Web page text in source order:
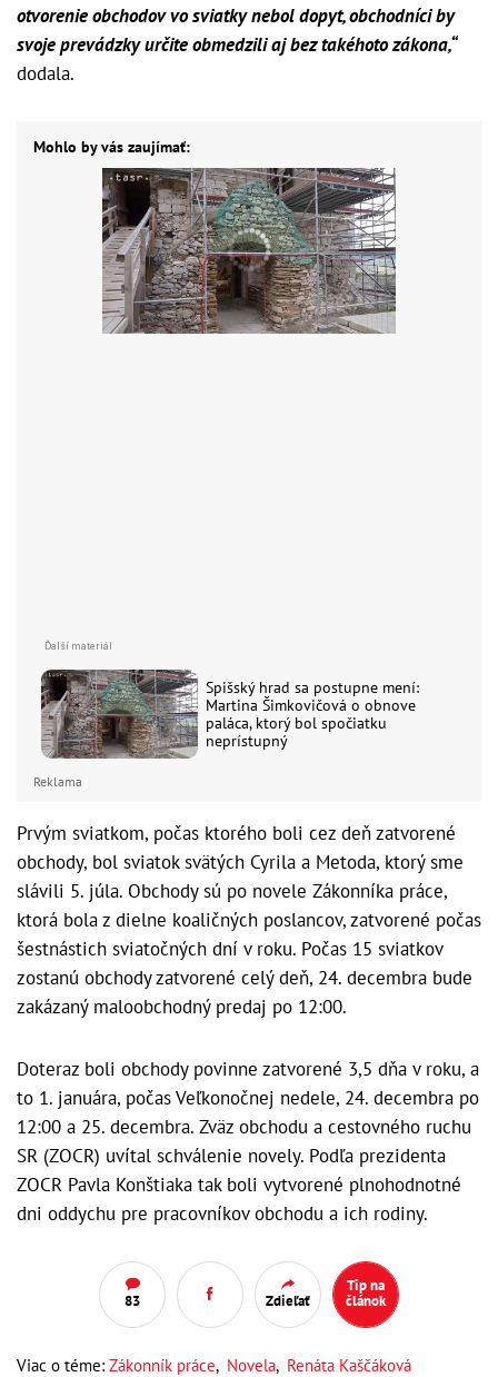
otvorenie obchodov vo sviatky nebol dopyt, obchodníci by
svoje prevádzky určite obmedzili aj bez takéhoto zákona,“
dodala.
Mohlo by vás zaujímať:
Spišský hrad sa postupne mení:
Martina Šimkovičová o obnove
paláca, ktorý bol spočiatku
neprístupný
Reklama
Prvým sviatkom, počas ktorého boli cez deň zatvorené
obchody, bol sviatok svätých Cyrila a Metoda, ktorý sme
slávili 5. júla. Obchody sú po novele Zákonníka práce,
ktorá bola z dielne koaličných poslancov, zatvorené počas
šestnástich sviatočných dní v roku. Počas 15 sviatkov
zostanú obchody zatvorené celý deň, 24. decembra bude
zakázaný maloobchodný predaj po 12:00.
Doteraz boli obchody povinne zatvorené 3,5 dňa v roku, a
to 1. januára, počas Veľkonočnej nedele, 24. decembra po
12:00 a 25. decembra. Zväz obchodu a cestovného ruchu
SR (ZOCR) uvítal schválenie novely. Podľa prezidenta
ZOCR Pavla Konštiaka tak boli vytvorené plnohodnotné
dni oddychu pre pracovníkov obchodu a ich rodiny.
83 Zdieľať
Tip na
článok
Viac o téme: Zákonník práce, Novela, Renáta Kaščáková